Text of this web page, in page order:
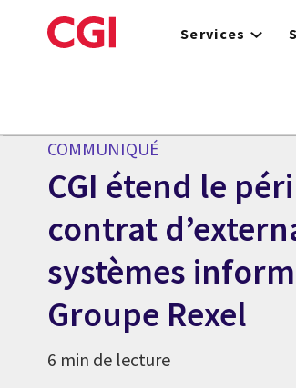
to
Services
COMMUNIQUÉ
CGI étend le
contrat
systèmes
Groupe Rexel
6 min de lecture